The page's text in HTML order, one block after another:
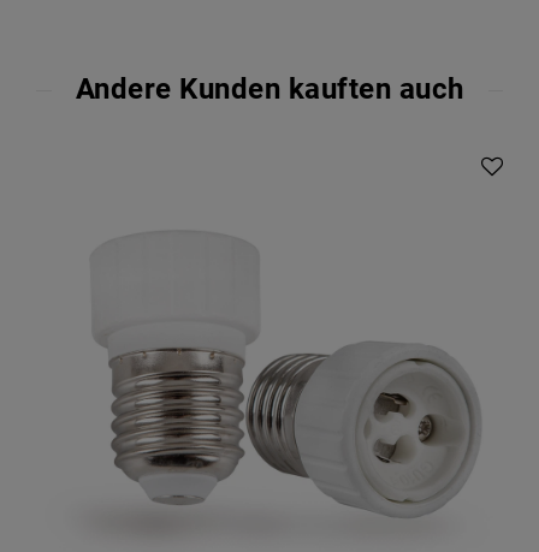
Andere Kunden kauften auch